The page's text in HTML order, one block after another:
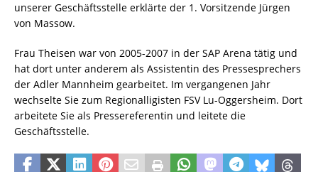
unserer Geschäftsstelle erklärte der 1. Vorsitzende Jürgen
von Massow.
Frau Theisen war von 2005-2007 in der SAP Arena tätig und
hat dort unter anderem als Assistentin des Pressesprechers
der Adler Mannheim gearbeitet. Im vergangenen Jahr
wechselte Sie zum Regionalligisten FSV Lu-Oggersheim. Dort
arbeitete Sie als Pressereferentin und leitete die
Geschäftsstelle.